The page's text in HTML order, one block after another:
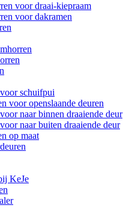
voor draai-kiepraam
voor dakramen
schuifpui
voor openslaande deuren
naar binnen draaiende deur
naar buiten draaiende deur
op maat
KeJe